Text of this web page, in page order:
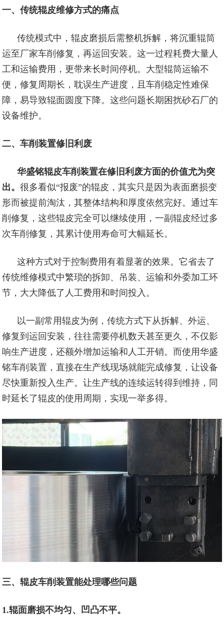
一、传统辊皮维修方式的痛点
传统模式中，辊皮磨损后需整机拆解，将沉重辊筒
运至厂家车削修复，再运回安装。这一过程耗费大量人
工和运输费用，更带来长时间停机。大型辊筒运输不
便，修复周期长，耽误生产进度，且车削稳定性难保
障，易导致辊面圆度下降。这些问题长期困扰砂石厂的
设备维护。
二、车削装置修旧利废
华盛铭辊皮车削装置在修旧利废方面的价值尤为突
出。很多看似“报废”的辊皮，其实只是因为表面磨损变
形而被提前淘汰，其整体结构和厚度依然完好。通过车
削修复，这些辊皮完全可以继续使用，一副辊皮经过多
次车削修复，其累计使用寿命可大幅延长。
这种方式对于控制费用有着显著的效果。它省去了
传统维修模式中繁琐的拆卸、吊装、运输和外委加工环
节，大大降低了人工费用和时间投入。
以一副常用辊皮为例，传统方式下从拆解、外运、
修复到运回安装，往往需要停机数天甚至更久，不仅影
响生产进度，还额外增加运输和人工开销。而使用华盛
铭车削装置，直接在生产线现场就能完成修复，让设备
尽快重新投入生产。让生产线的连续运转得到维持，同
时延长了辊皮的使用周期，实现一举多得。
三、辊皮车削装置能处理哪些问题
1.辊面磨损不均匀、凹凸不平。